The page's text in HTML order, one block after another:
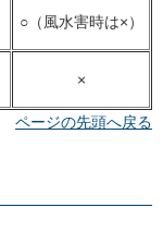
○（風水害時は×）
×
ページの先頭へ戻る